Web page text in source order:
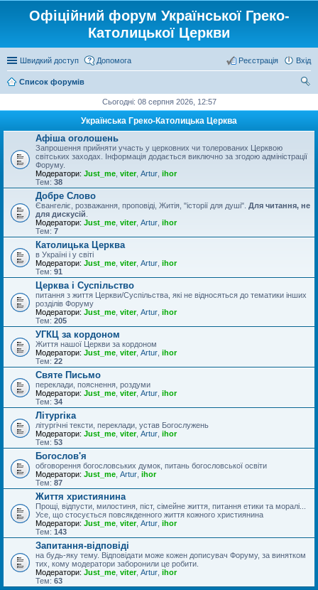
Офіційний форум Української Греко-
Католицької Церкви
Швидкий доступ Допомога Вхід
Реєстрація
Список форумів
Сьогодні: 08 серпня 2026, 12:57
Українська Греко-Католицька Церква
Афіша оголошень
Запрошення прийняти участь у церковних чи толерованих Церквою
світських заходах. Інформація додається виключно за згодою адміністрації
Форуму.
Модератори: Just_me viter, Artur ihor
Тем: 38
Добре Слово
Євангеліє, розважання, проповіді, Житія, "історії для душі". Для читання, не
для дискусій
Модератори: Just_me viter, Artur ihor
Тем: 7
Католицька Церква
в Україні і у світі
Модератори: Just_me viter, Artur ihor
Тем: 91
Церква і Суспільство
питання з життя Церкви/Суспільства, які не відносяться до тематики інших
розділів Форуму
Модератори: Just_me viter, Artur ihor
Тем: 205
УГКЦ за кордоном
Життя нашої Церкви за кордоном
Модератори: Just_me viter, Artur ihor
Тем: 22
Святе Письмо
переклади, пояснення, роздуми
Модератори: Just_me viter, Artur ihor
Тем: 34
Літургіка
літургічні тексти, переклади, устав Богослужень
Модератори: Just_me viter, Artur ihor
Тем: 53
Богослов'я
обговорення богословських думок, питань богословської освіти
Модератори: Just_me Artur ihor
Тем: 87
Життя християнина
Прощі, відпусти, милостиня, піст, сімейне життя, питання етики та моралі...
Усе, що стосується повсякденного життя кожного християнина
Модератори: Just_me viter, Artur ihor
Тем: 143
Запитання-відповіді
на будь-яку тему. Відповідати може кожен дописувач Форуму, за винятком
тих, кому модератори заборонили це робити.
Модератори: Just_me viter, Artur ihor
Тем: 63